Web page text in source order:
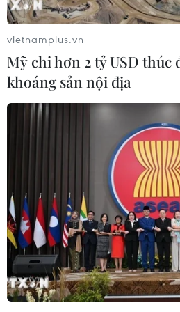
Việt Nam
07/08/2026 22:58
HLV Kim Sang-sik: 'Tôi
Bắc vươn xa hơn tầm Đông
07/08/2026 16:54
ASEAN Cup 2026: Tuyển Việt
thẳng tiến vào bán kết với
nhất bảng
07/08/2026 15:58
Đình Bắc rực sáng
đúp, tuyển Việt Nam vào bán
vietnamplus.vn
Mỹ chi hơn 2 tỷ USD thúc
khoáng sản nội địa